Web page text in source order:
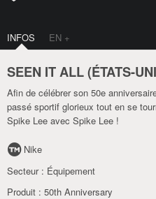
INFOS EN +
SEEN IT ALL (ÉTATS-
Afin de célébrer son 50e
passé sportif glorieux tout en se
Spike Lee avec Spike Lee !
Nike
Secteur : Équipement
Produit : 50th Anniversary